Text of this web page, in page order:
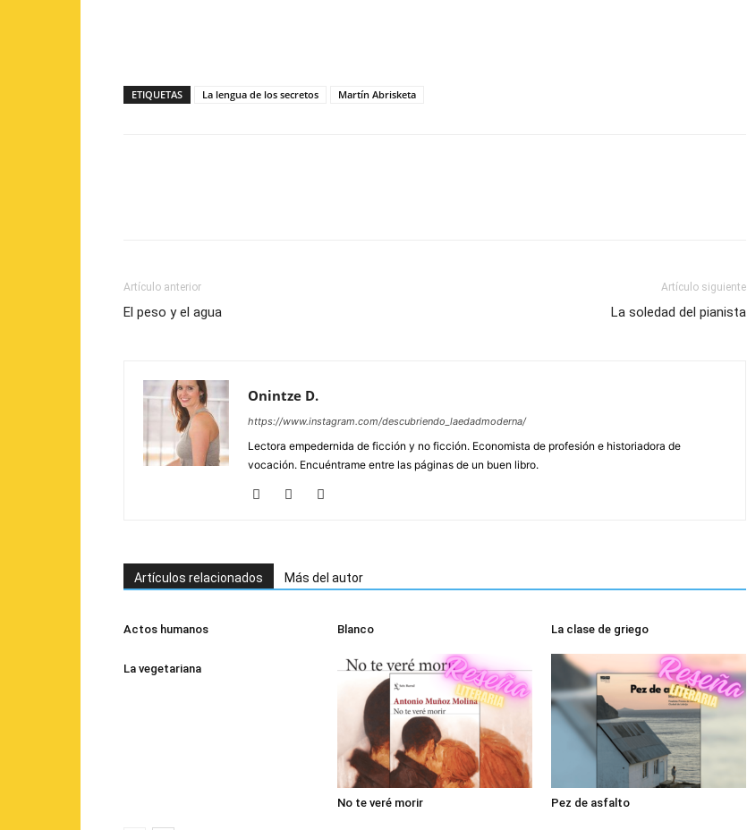
ETIQUETAS La lengua de los secretos Martín Abrisketa
Artículo anterior
El peso y el agua
Artículo siguiente
La soledad del pianista
Onintze D.
https://www.instagram.com/descubriendo_laedadmoderna/
Lectora empedernida de ficción y no ficción. Economista de profesión e historiadora de
vocación. Encuéntrame entre las páginas de un buen libro.
Artículos relacionados Más del autor
Actos humanos Blanco La clase de griego
La vegetariana
No te veré morir Pez de asfalto